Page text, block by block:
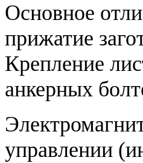
Основное
прижатие
Крепление
анкерных
управлении